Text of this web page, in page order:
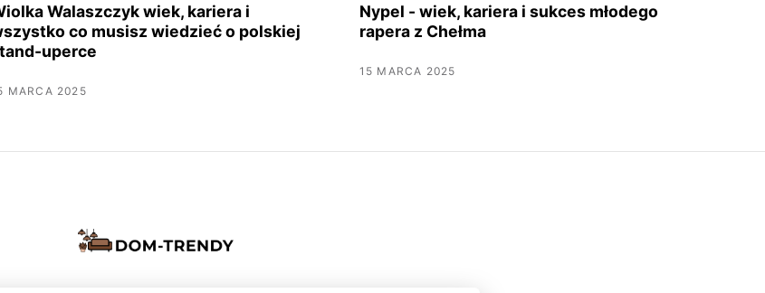
Walaszczyk wiek, kariera i
co musisz wiedzieć o polskiej
uperce
MARCA 2025
Nypel - wiek, kariera i sukces młodego
rapera z Chełma
15 MARCA 2025